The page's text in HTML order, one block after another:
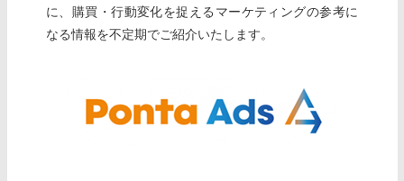
に、購買・行動変化を捉えるマーケティングの参考に
なる情報を不定期でご紹介いたします。